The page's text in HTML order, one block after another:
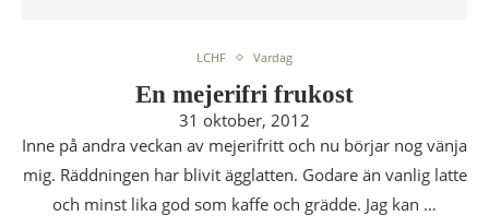
LCHF Vardag
En mejerifri frukost
31 oktober, 2012
Inne på andra veckan av mejerifritt och nu börjar nog vänja
mig. Räddningen har blivit ägglatten. Godare än vanlig latte
och minst lika god som kaffe och grädde. Jag kan …